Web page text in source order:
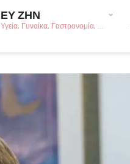
ΕΥ ΖΗΝ
Υγεία, Γυναίκα, Γαστρονομία, ...